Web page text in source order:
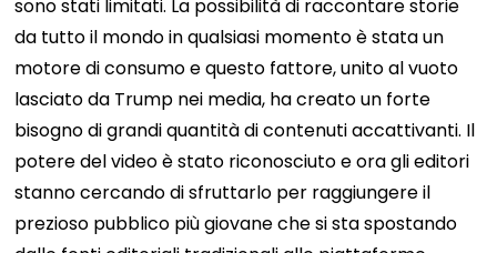
sono stati limitati. La possibilità di raccontare storie
da tutto il mondo in qualsiasi momento è stata un
motore di consumo e questo fattore, unito al vuoto
lasciato da Trump nei media, ha creato un forte
bisogno di grandi quantità di contenuti accattivanti. Il
potere del video è stato riconosciuto e ora gli editori
stanno cercando di sfruttarlo per raggiungere il
prezioso pubblico più giovane che si sta spostando